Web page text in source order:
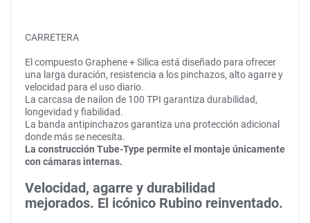
CARRETERA
El compuesto Graphene + Silica está diseñado para ofrecer
una larga duración, resistencia a los pinchazos, alto agarre y
velocidad para el uso diario.
La carcasa de nailon de 100 TPI garantiza durabilidad,
longevidad y fiabilidad.
La banda antipinchazos garantiza una protección adicional
donde más se necesita.
La construcción Tube-Type permite el montaje únicamente
con cámaras internas.
Velocidad, agarre y durabilidad
mejorados. El icónico Rubino reinventado.